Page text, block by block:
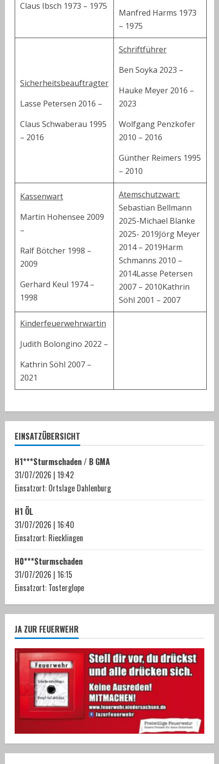
Claus Ibsch 1973 – 1975
Manfred Harms 1973
– 1975
Sicherheitsbeauftragter
Lasse Petersen 2016 –
Claus Schwaberau 1995
– 2016
Schriftführer
Ben Soyka 2023 –
Hauke Meyer 2016 –
2023
Wolfgang Penzkofer
2010 – 2016
Günther Reimers 1995
– 2010
Kassenwart
Martin Hohensee 2009
–
Ralf Bötcher 1998 –
2009
Gerhard Keul 1974 –
1998
Atemschutzwart:
Sebastian Bellmann
2025-Michael Blanke
2025- 2019Jörg Meyer
2014 – 2019Harm
Schmanns 2010 –
2014Lasse Petersen
2007 – 2010Kathrin
Söhl 2001 – 2007
Kinderfeuerwehrwartin
Judith Bolongino 2022 –
Kathrin Söhl 2007 –
2021
EINSATZÜBERSICHT
H1***Sturmschaden / B GMA
31/07/2026 | 19:42
Einsatzort: Ortslage Dahlenburg
H1 ÖL
31/07/2026 | 16:40
Einsatzort: Riecklingen
H0***Sturmschaden
31/07/2026 | 16:15
Einsatzort: Tosterglope
JA ZUR FEUERWEHR